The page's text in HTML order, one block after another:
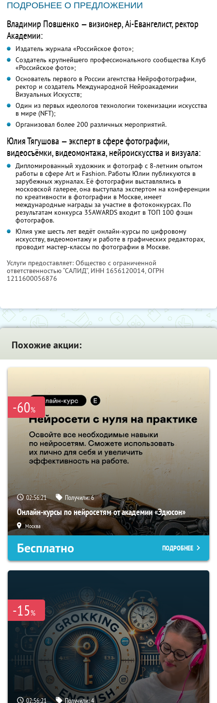
ПОДРОБНЕЕ О ПРЕДЛОЖЕНИИ
Владимир Повшенко — визионер, Ai-Евангелист, ректор
Академии:
Издатель журнала «Российское фото»;
Создатель крупнейшего профессионального сообщества Клуб
«Российское фото»;
Основатель первого в России агентства Нейрофотографии,
ректор и создатель Международной Нейроакадемии
Визуальных Искусств;
Один из первых идеологов технологии токенизации искусства
в мире (NFT);
Организовал более 200 различных мероприятий.
Юлия Тягушова — эксперт в сфере фотографии,
видеосъёмки, видеомонтажа, нейроискусства и визуала:
Дипломированный художник и фотограф с 8-летним опытом
работы в сфере Art и Fashion. Работы Юлии публикуются в
зарубежных журналах. Её фотографии выставлялись в
московской галерее, она выступала экспертом на конференции
по креативности в фотографии в Москве, имеет
международные награды за участие в фотоконкурсах. По
результатам конкурса 35AWARDS входит в ТОП 100 фэшн
фотографов.
Юлия уже шесть лет ведёт онлайн-курсы по цифровому
искусству, видеомонтажу и работе в графических редакторах,
проводит мастер-классы по фотографии в Москве.
Услуги предоставляет: Общество с ограниченной
ответственностью “САЛИД”, ИНН 1656120014, ОГРН
1211600056876
Похожие акции:
-60%
02:56:21 Получили:6
Онлайн-курсы по нейросетям от академии «Эдюсон»
Москва
Бесплатно ПОДРОБНЕЕ
-15%
02:56:21 Получили:4